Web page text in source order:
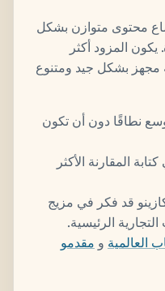
محتوى متوازن بشكل
المزود أكثر
مجهز بشكل جيد ومتنوع
نطاقًا دون أن تكون
المقارنة الأكثر
قد فكر في مزيج
الرئيسية.
العالمية و مقدمو